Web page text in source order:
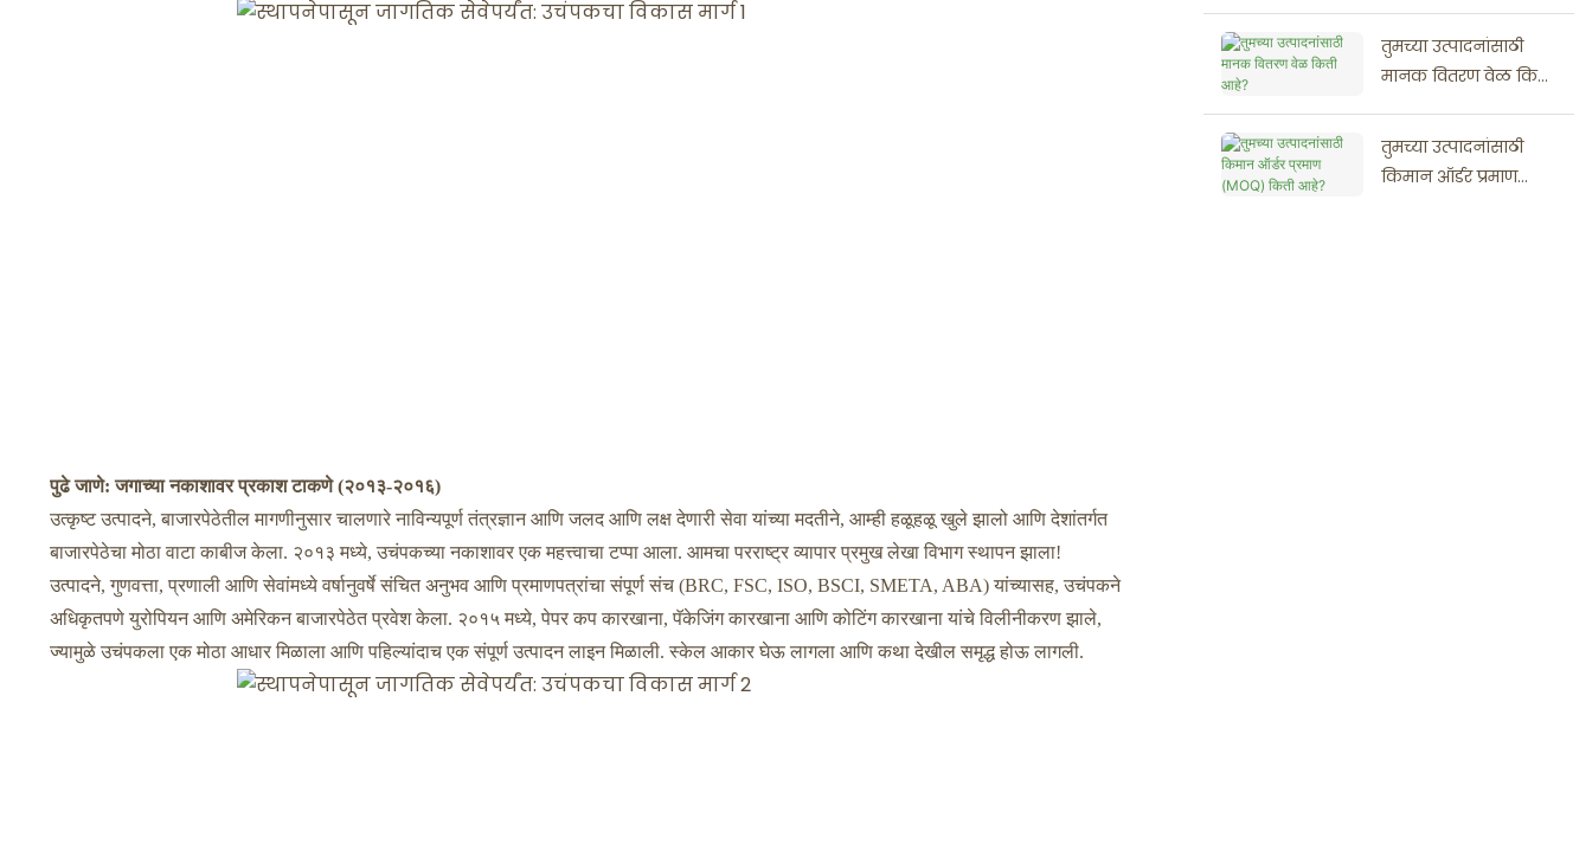
पुढे जाणे: जगाच्या नकाशावर प्रकाश टाकणे (२०१३-२०१६)
उत्कृष्ट उत्पादने, बाजारपेठेतील मागणीनुसार चालणारे नाविन्यपूर्ण तंत्रज्ञान आणि जलद आणि लक्ष देणारी सेवा यांच्या मदतीने, आम्ही हळूहळू खुले झालो आणि देशांतर्गत
बाजारपेठेचा मोठा वाटा काबीज केला. २०१३ मध्ये, उचंपकच्या नकाशावर एक महत्त्वाचा टप्पा आला. आमचा परराष्ट्र व्यापार प्रमुख लेखा विभाग स्थापन झाला!
उत्पादने, गुणवत्ता, प्रणाली आणि सेवांमध्ये वर्षानुवर्षे संचित अनुभव आणि प्रमाणपत्रांचा संपूर्ण संच (BRC, FSC, ISO, BSCI, SMETA, ABA) यांच्यासह, उचंपकने
अधिकृतपणे युरोपियन आणि अमेरिकन बाजारपेठेत प्रवेश केला. २०१५ मध्ये, पेपर कप कारखाना, पॅकेजिंग कारखाना आणि कोटिंग कारखाना यांचे विलीनीकरण झाले,
ज्यामुळे उचंपकला एक मोठा आधार मिळाला आणि पहिल्यांदाच एक संपूर्ण उत्पादन लाइन मिळाली. स्केल आकार घेऊ लागला आणि कथा देखील समृद्ध होऊ लागली.
तुमच्या उत्पादनांसाठी
मानक वितरण वेळ किती
तुमच्या उत्पादनांसाठी
किमान ऑर्डर प्रमाण